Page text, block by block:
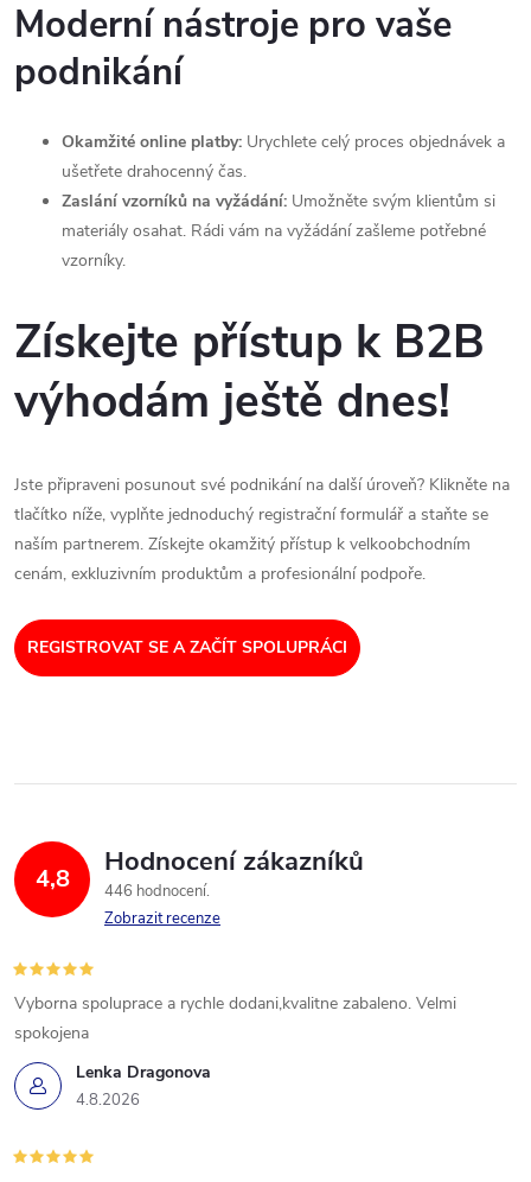
Moderní nástroje pro vaše
podnikání
Okamžité online platby: Urychlete celý proces objednávek a
ušetřete drahocenný čas.
Zaslání vzorníků na vyžádání: Umožněte svým klientům si
materiály osahat. Rádi vám na vyžádání zašleme potřebné
vzorníky.
Získejte přístup k B2B
výhodám ještě dnes!
Jste připraveni posunout své podnikání na další úroveň? Klikněte na
tlačítko níže, vyplňte jednoduchý registrační formulář a staňte se
naším partnerem. Získejte okamžitý přístup k velkoobchodním
cenám, exkluzivním produktům a profesionální podpoře.
REGISTROVAT SE A ZAČÍT SPOLUPRÁCI
4,8 Hodnocení zákazníků
446 hodnocení
Zobrazit recenze
Lenka Dragonova
4.8.2026
Vyborna spoluprace a rychle dodani,kvalitne zabaleno. Velmi
spokojena